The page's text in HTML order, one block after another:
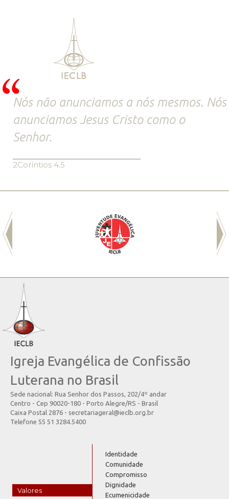
Nós não anunciamos a nós mesmos. Nós
anunciamos Jesus Cristo como o
Senhor.
2Coríntios 4.5
Igreja Evangélica de Confissão
Luterana no Brasil
Sede nacional: Rua Senhor dos Passos, 202/4º andar
Centro - Cep 90020-180 - Porto Alegre/RS - Brasil
Caixa Postal 2876 - secretariageral@ieclb.org.br
Telefone 55 51 3284.5400
Valores
Identidade
Comunidade
Compromisso
Dignidade
Ecumenicidade